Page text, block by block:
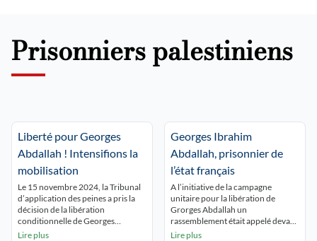
Prisonniers palestiniens
Liberté pour Georges
Abdallah ! Intensifions la
mobilisation
Le 15 novembre 2024, la Tribunal
d’application des peines a pris la
décision de la libération
conditionnelle de Georges
Abdallah, fixée au 6 décembre
Lire plus
Georges Ibrahim
Abdallah, prisonnier de
l’état français
A l’initiative de la campagne
unitaire pour la libération de
Grorges Abdallah un
rassemblement était appelé devant
l’hôtel de ville de Lyon ce 24
Lire plus